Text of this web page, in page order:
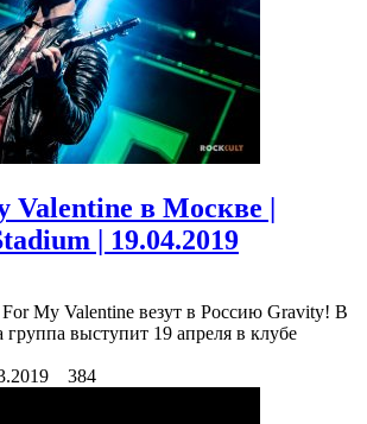
Valentine в Москве |
| 19.04.2019
My Valentine везут в Россию Gravity! В
выступит 19 апреля в клубе
384